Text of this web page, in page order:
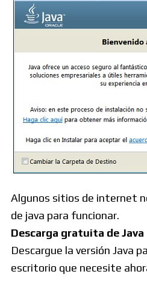
Algunos sitios de internet
de java para funcionar.
Descarga gratuita de Java
Descargue la versión Java
escritorio que necesite